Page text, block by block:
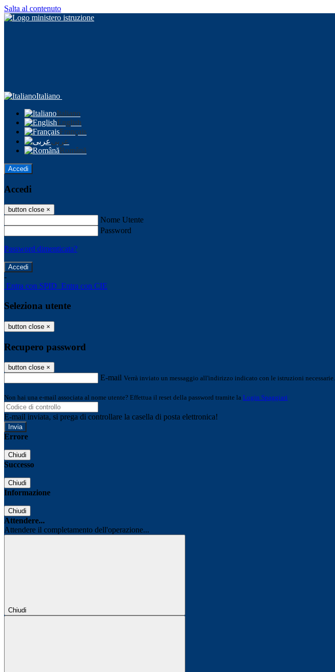
Salta al contenuto
Italiano
Italiano
English
Français
عربى
Română
Accedi
Accedi
button close ×
Nome Utente
Password
Password dimenticata?
-
Entra con SPID Entra con CIE
Seleziona utente
button close ×
Recupero password
button close ×
E-mail Verrà inviato un messaggio all'indirizzo indicato con le istruzioni necessarie.
Non hai una e-mail associata al nome utente? Effettua il reset della password tramite la Login Spaggiari
E-mail inviata, si prega di controllare la casella di posta elettronica!
Errore
Chiudi
Successo
Chiudi
Informazione
Chiudi
Attendere...
Attendere il completamento dell'operazione...
Chiudi